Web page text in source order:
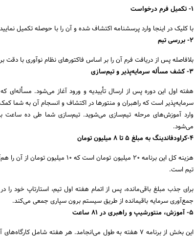
۱- تکمیل فرم درخواست
با کلیک در اینجا وارد پرسشنامه اکتشاف شده و آن را با حوصله تکمیل
۲- بررسی تیم
بلافاصله پس از دریافت فرم آن را بر اساس فاکتورهای نظام نوآوری با
۳- کشف مسأله سرمایه‌پذیر و تیم‌سازی
هفته اول این دوره پس از ارسال تأییدیه و ورود آغاز می‌شود. مسأله‌ای
سرمایه‌پذیر است که راهبران و منتورها در اکتشاف و انسجام آن به شما
وارد آموزش‌های مرحله تیم‌سازی می‌شوید. تیم‌سازی شما طی ده ساعت
می‌شود.
۴-کراودفاندینگ به مبلغ ۵ تا ۸ میلیون تومان
تیم است.
برای جذب مبلغ باقی‌مانده، پس از اتمام هفته اول تیم، استارتاپ خود را
جمع‌آوری سرمایه باقیمانده از طریق سیستم برون سپاری جمعی می‌کند.
۵- آموزش، منتورشیپ و راهبری در ۸۱ ساعت